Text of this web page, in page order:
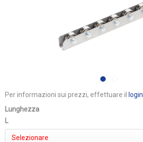
Per informazioni sui prezzi, effettuare il login
Lunghezza
L
Selezionare